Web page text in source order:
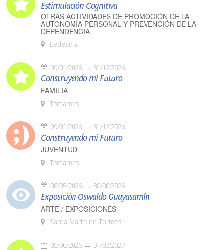
Estimulación Cognitiva
OTRAS ACTIVIDADES DE PROMOCIÓN DE LA
AUTONOMÍA PERSONAL Y PREVENCIÓN DE LA
DEPENDENCIA
Ledesma
09/01/2026 31/12/2026
Construyendo mi Futuro
FAMILIA
Tamames
09/01/2026 31/12/2026
Construyendo mi Futuro
JUVENTUD
Tamames
08/05/2026 30/08/2026
Exposición Oswaldo Guayasamín
ARTE / EXPOSICIONES
Santa Marta de Tormes
05/06/2026 31/03/2027